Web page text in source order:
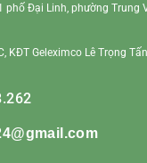
phố Đại Linh, phường Trung
KĐT Geleximco Lê Trọng